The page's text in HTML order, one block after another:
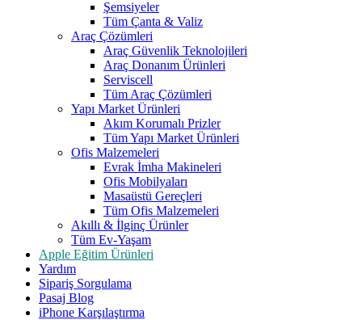
Şemsiyeler
Tüm Çanta & Valiz
Araç Çözümleri
Araç Güvenlik Teknolojileri
Araç Donanım Ürünleri
Serviscell
Tüm Araç Çözümleri
Yapı Market Ürünleri
Akım Korumalı Prizler
Tüm Yapı Market Ürünleri
Ofis Malzemeleri
Evrak İmha Makineleri
Ofis Mobilyaları
Masaüstü Gereçleri
Tüm Ofis Malzemeleri
Akıllı & İlginç Ürünler
Tüm Ev-Yaşam
Apple Eğitim Ürünleri
Yardım
Sipariş Sorgulama
Pasaj Blog
iPhone Karşılaştırma